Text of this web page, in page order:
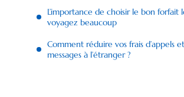
L’importance de choisir le bon forfait
voyagez beaucoup
Comment réduire vos frais d’appels
messages à l’étranger ?